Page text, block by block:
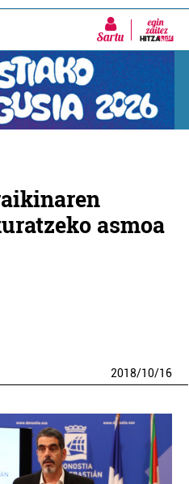
Sartu
asmoa
2018/10/16